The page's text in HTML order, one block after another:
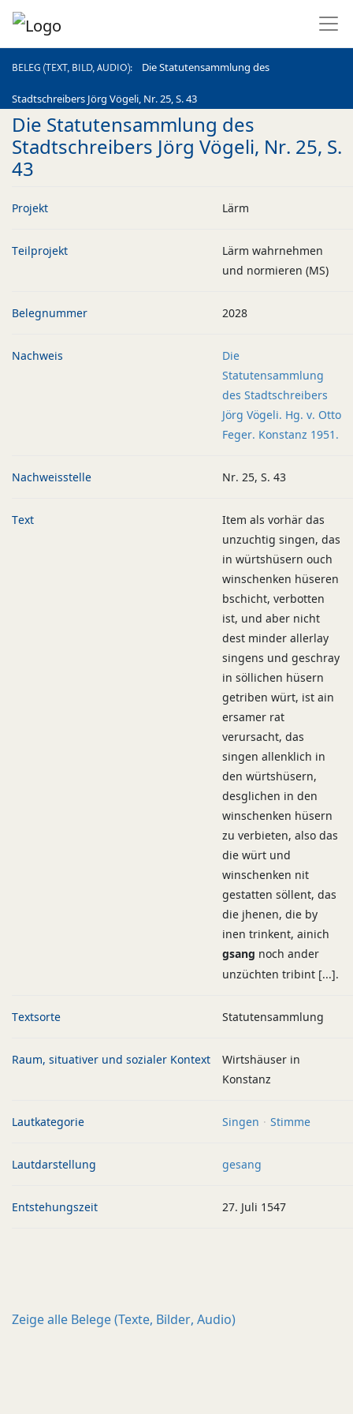
BELEG (TEXT, BILD, AUDIO) Die Statutensammlung des
Stadtschreibers Jörg Vögeli, Nr. 25, S. 43
BELEG (TEXT, BILD, AUDIO)
Die Statutensammlung des
Stadtschreibers Jörg Vögeli, Nr. 25, S.
43
Projekt Lärm
Teilprojekt
Lärm wahrnehmen
und normieren (MS)
Belegnummer 2028
Nachweis
Die
Statutensammlung
des Stadtschreibers
Jörg Vögeli. Hg. v. Otto
Feger. Konstanz 1951.
Nachweisstelle Nr. 25, S. 43
Text
Item als vorhär das
unzuchtig singen, das
in würtshüsern ouch
winschenken hüseren
bschicht, verbotten
ist, und aber nicht
dest minder allerlay
singens und geschray
in söllichen hüsern
getriben würt, ist ain
ersamer rat
verursacht, das
singen allenklich in
den würtshüsern,
desglichen in den
winschenken hüsern
zu verbieten, also das
die würt und
winschenken nit
gestatten söllent, das
die jhenen, die by
inen trinkent, ainich
gsang noch ander
unzüchten tribint [...].
Textsorte Statutensammlung
Raum, situativer und sozialer Kontext
Wirtshäuser in
Konstanz
Lautkategorie Singen Stimme
Lautdarstellung gesang
Entstehungszeit 27. Juli 1547
Zeige alle Belege (Texte, Bilder, Audio)